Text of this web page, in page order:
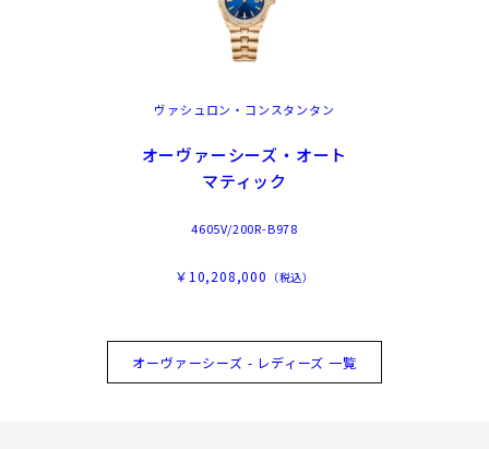
ヴァシュロン・コンスタンタン
オーヴァーシーズ・オート
マティック
4605V/200R-B978
￥10,208,000 （税込）
オーヴァーシーズ - レディーズ 一覧